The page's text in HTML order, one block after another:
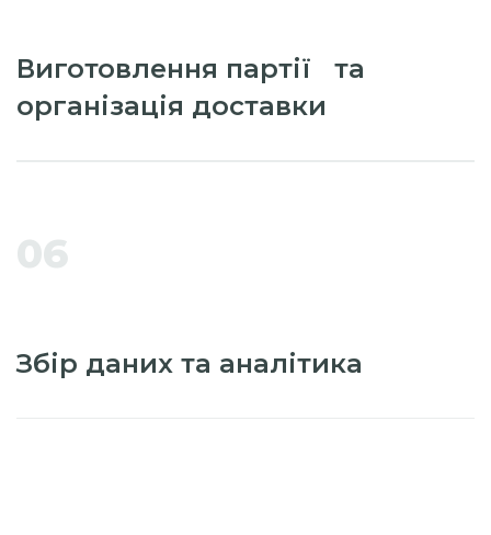
Виготовлення партії та
організація доставки
06
Збір даних та аналітика